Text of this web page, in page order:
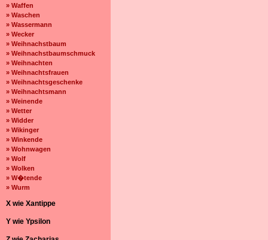
» Waffen
» Waschen
» Wassermann
» Wecker
» Weihnachstbaum
» Weihnachstbaumschmuck
» Weihnachten
» Weihnachtsfrauen
» Weihnachtsgeschenke
» Weihnachtsmann
» Weinende
» Wetter
» Widder
» Wikinger
» Winkende
» Wohnwagen
» Wolf
» Wolken
» W�tende
» Wurm
X wie Xantippe
Y wie Ypsilon